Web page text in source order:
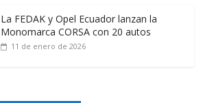
La FEDAK y Opel Ecuador lanzan la
Monomarca CORSA con 20 autos
11 de enero de 2026